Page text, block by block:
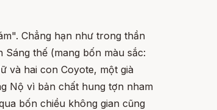
Chẳng hạn như trong thần
thế (mang bốn màu sắc:
và hai con Coyote, một già
Nộ vì bản chất hung tợn nham
bốn chiều không gian cũng